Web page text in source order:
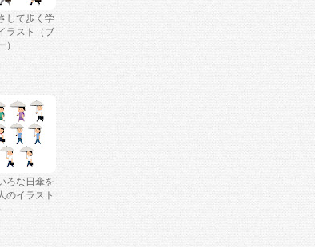
して歩く学
ラスト（ブ
）
ろな日傘を
のイラスト